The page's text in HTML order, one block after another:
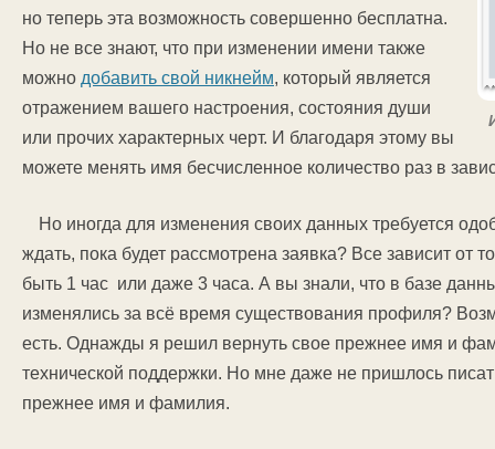
но теперь эта возможность совершенно бесплатна.
Но не все знают, что при изменении имени также
можно добавить свой никнейм, который является
отражением вашего настроения, состояния души
или прочих характерных черт. И благодаря этому вы
можете менять имя бесчисленное количество раз в
Но иногда для изменения своих данных требуется
ждать, пока будет рассмотрена заявка? Все зависит от
быть 1 час или даже 3 часа. А вы знали, что в базе
изменялись за всё время существования профиля?
есть. Однажды я решил вернуть свое прежнее имя и
технической поддержки. Но мне даже не пришлось
прежнее имя и фамилия.